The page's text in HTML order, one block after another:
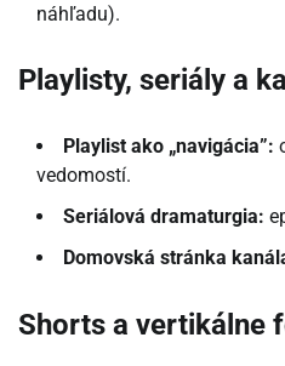
náhľadu).
Playlisty, seriály a
Playlist ako „navigácia”:
vedomostí.
Seriálová dramaturgia:
Domovská stránka
Shorts a vertikálne